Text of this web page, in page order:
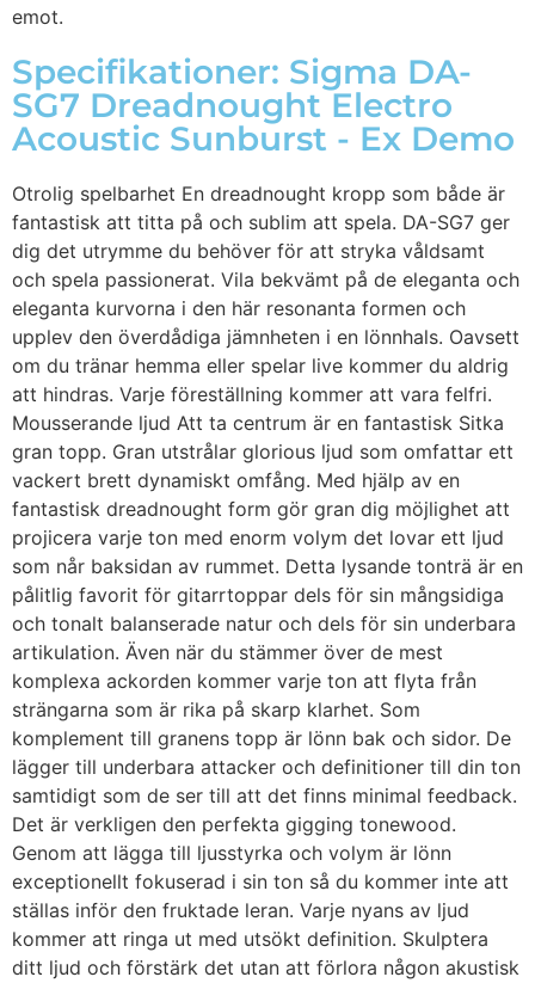
emot.
Specifikationer: Sigma DA-
SG7 Dreadnought Electro
Acoustic Sunburst - Ex Demo
Otrolig spelbarhet En dreadnought kropp som både är
fantastisk att titta på och sublim att spela. DA-SG7 ger
dig det utrymme du behöver för att stryka våldsamt
och spela passionerat. Vila bekvämt på de eleganta och
eleganta kurvorna i den här resonanta formen och
upplev den överdådiga jämnheten i en lönnhals. Oavsett
om du tränar hemma eller spelar live kommer du aldrig
att hindras. Varje föreställning kommer att vara felfri.
Mousserande ljud Att ta centrum är en fantastisk Sitka
gran topp. Gran utstrålar glorious ljud som omfattar ett
vackert brett dynamiskt omfång. Med hjälp av en
fantastisk dreadnought form gör gran dig möjlighet att
projicera varje ton med enorm volym det lovar ett ljud
som når baksidan av rummet. Detta lysande tonträ är en
pålitlig favorit för gitarrtoppar dels för sin mångsidiga
och tonalt balanserade natur och dels för sin underbara
artikulation. Även när du stämmer över de mest
komplexa ackorden kommer varje ton att flyta från
strängarna som är rika på skarp klarhet. Som
komplement till granens topp är lönn bak och sidor. De
lägger till underbara attacker och definitioner till din ton
samtidigt som de ser till att det finns minimal feedback.
Det är verkligen den perfekta gigging tonewood.
Genom att lägga till ljusstyrka och volym är lönn
exceptionellt fokuserad i sin ton så du kommer inte att
ställas inför den fruktade leran. Varje nyans av ljud
kommer att ringa ut med utsökt definition. Skulptera
ditt ljud och förstärk det utan att förlora någon akustisk